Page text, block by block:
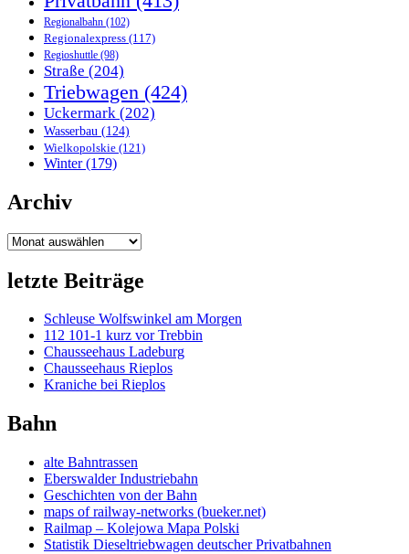
Regionalbahn (102)
Regionalexpress (117)
Regioshuttle (98)
Straße (204)
Triebwagen (424)
Uckermark (202)
Wasserbau (124)
Wielkopolskie (121)
Winter(179)
Archiv
Archiv
letzte Beiträge
Schleuse Wolfswinkel am Morgen
112 101-1 kurz vor Trebbin
Chausseehaus Ladeburg
Chausseehaus Rieplos
Kraniche bei Rieplos
Bahn
alte Bahntrassen
Eberswalder Industriebahn
Geschichten von der Bahn
maps of railway-networks (bueker.net)
Railmap – Kolejowa Mapa Polski
Statistik Dieseltriebwagen deutscher Privatbahnen